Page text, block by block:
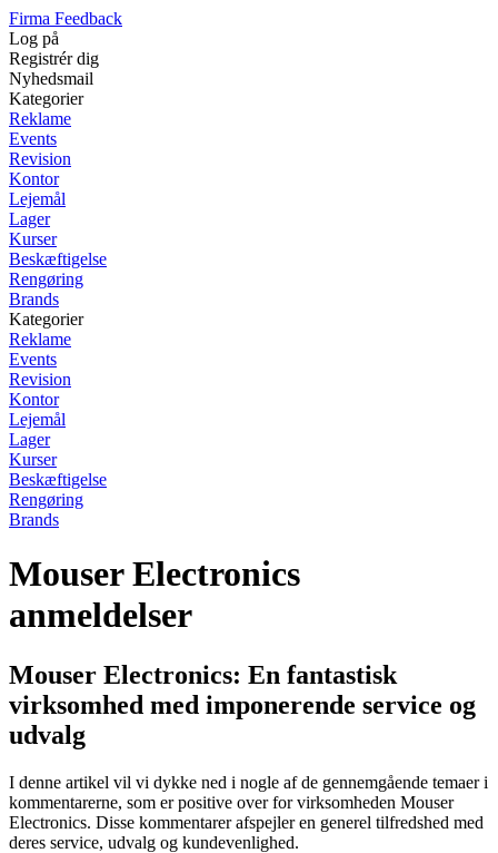
Firma Feedback
Log på
Registrér dig
Nyhedsmail
Kategorier
Reklame
Events
Revision
Kontor
Lejemål
Lager
Kurser
Beskæftigelse
Rengøring
Brands
Kategorier
Reklame
Events
Revision
Kontor
Lejemål
Lager
Kurser
Beskæftigelse
Rengøring
Brands
Mouser Electronics
anmeldelser
Mouser Electronics: En fantastisk
virksomhed med imponerende service og
udvalg
I denne artikel vil vi dykke ned i nogle af de gennemgående temaer i
kommentarerne, som er positive over for virksomheden Mouser
Electronics. Disse kommentarer afspejler en generel tilfredshed med
deres service, udvalg og kundevenlighed.